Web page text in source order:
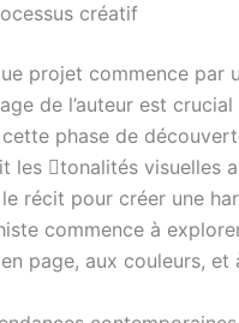
créatif
projet commence par
de l’auteur est
phase de
les tonalités visuelles
récit pour créer une
commence à
page, aux couleurs,